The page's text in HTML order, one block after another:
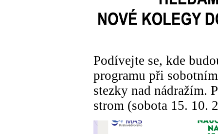
Podívejte se, kde
programu při
stezky nad nádražím.
strom (sobota 15. 10.